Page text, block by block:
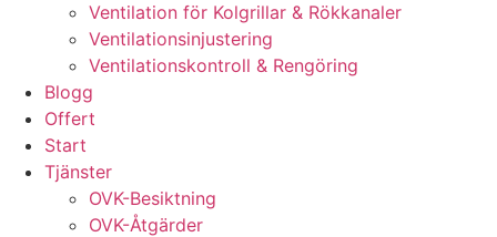
Ventilation för Kolgrillar & Rökkanaler
Ventilationsinjustering
Ventilationskontroll & Rengöring
Blogg
Offert
Start
Tjänster
OVK-Besiktning
OVK-Åtgärder